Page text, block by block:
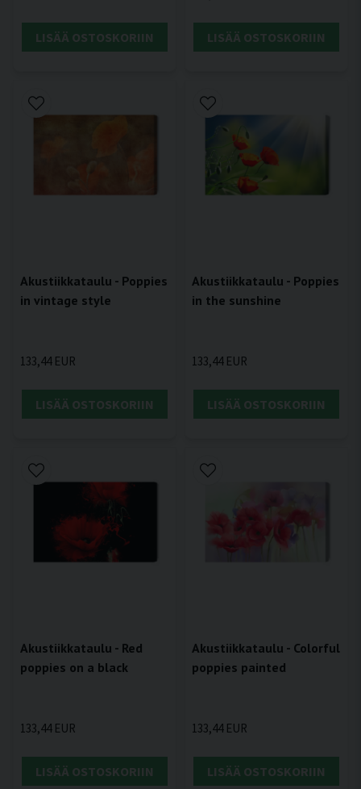
LISÄÄ OSTOSKORIIN LISÄÄ OSTOSKORIIN
Akustiikkataulu - Poppies
in vintage style
133,44 EUR
LISÄÄ OSTOSKORIIN
Akustiikkataulu - Poppies
in the sunshine
133,44 EUR
LISÄÄ OSTOSKORIIN
Akustiikkataulu - Red
poppies on a black
133,44 EUR
LISÄÄ OSTOSKORIIN
Akustiikkataulu - Colorful
poppies painted
133,44 EUR
LISÄÄ OSTOSKORIIN